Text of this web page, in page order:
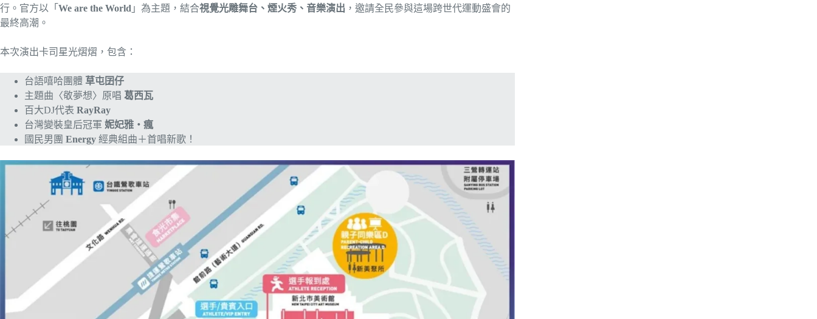
行。官方以「 We are the World 」為主題，結合視覺光雕舞台、煙火秀、音樂演出 ，邀請全民參與這場跨世代運動盛會的
最終高潮。
本次演出卡司星光熠熠，包含：
台語嘻哈團體 草屯囝仔
主題曲〈敬夢想〉原唱 葛西瓦
百大DJ代表 RayRay
台灣變裝皇后冠軍 妮妃雅・瘋
國民男團 Energy 經典組曲＋首唱新歌！